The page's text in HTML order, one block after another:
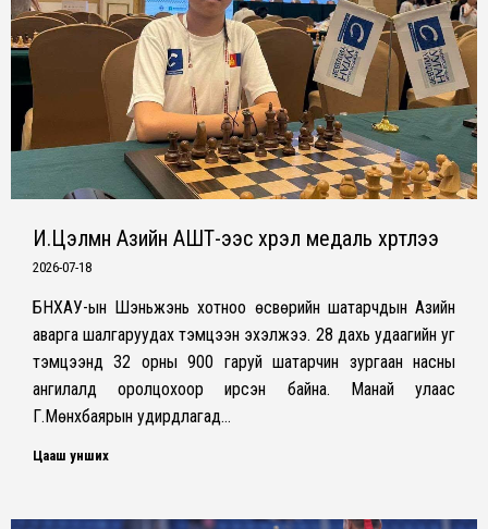
И.Цэлмүүн Азийн АШТ-ээс хүрэл медаль хүртлээ
2026-07-18
БНХАУ-ын Шэньжэнь хотноо өсвөрийн шатарчдын Азийн
аварга шалгаруудах тэмцээн эхэлжээ. 28 дахь удаагийн уг
тэмцээнд 32 орны 900 гаруй шатарчин зургаан насны
ангилалд оролцохоор ирсэн байна. Манай улаас
Г.Мөнхбаярын удирдлагад…
Цааш унших